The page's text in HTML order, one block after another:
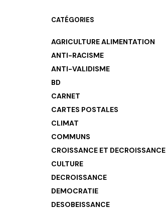
CATÉGORIES
AGRICULTURE ALIMENTATION
ANTI-RACISME
ANTI-VALIDISME
BD
CARNET
CARTES POSTALES
CLIMAT
COMMUNS
CROISSANCE ET DECROISSANCE
CULTURE
DECROISSANCE
DEMOCRATIE
DESOBEISSANCE